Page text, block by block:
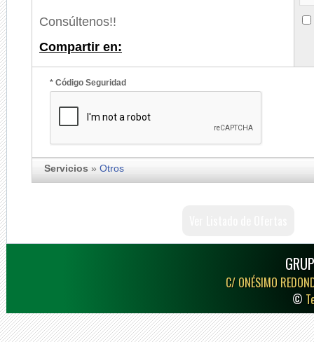
Consúltenos!!
Compartir en:
* Código Seguridad
Servicios » Otros
C/ ONÉSIMO
©